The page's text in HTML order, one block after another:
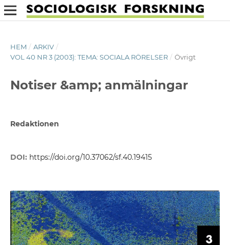
HEM / ARKIV /
VOL 40 NR 3 (2003): TEMA: SOCIALA RÖRELSER / Övrigt
Notiser &amp; anmälningar
Redaktionen
DOI: https://doi.org/10.37062/sf.40.19415